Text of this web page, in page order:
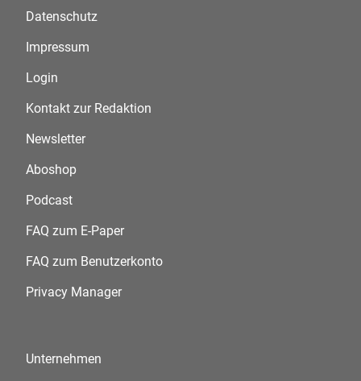
Datenschutz
Impressum
Login
Kontakt zur Redaktion
Newsletter
Aboshop
Podcast
FAQ zum E-Paper
FAQ zum Benutzerkonto
Privacy Manager
Unternehmen